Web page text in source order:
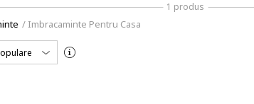
1 produs
/ Imbracaminte Pentru Casa